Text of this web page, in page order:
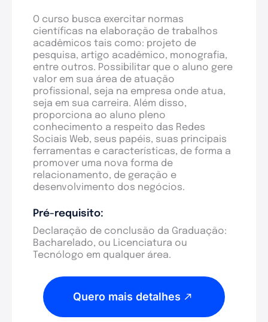
O curso busca exercitar normas
científicas na elaboração de trabalhos
acadêmicos tais como: projeto de
pesquisa, artigo acadêmico, monografia,
entre outros. Possibilitar que o aluno gere
valor em sua área de atuação
profissional, seja na empresa onde atua,
seja em sua carreira. Além disso,
proporciona ao aluno pleno
conhecimento a respeito das Redes
Sociais Web, seus papéis, suas principais
ferramentas e características, de forma a
promover uma nova forma de
relacionamento, de geração e
desenvolvimento dos negócios.
Pré-requisito:
Declaração de conclusão da Graduação:
Bacharelado, ou Licenciatura ou
Tecnólogo em qualquer área.
Quero mais detalhes